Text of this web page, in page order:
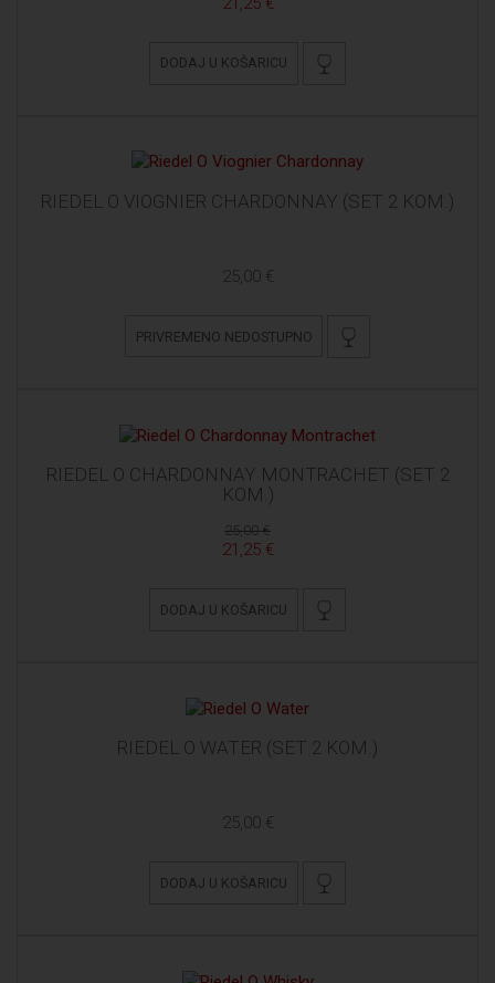
DODAJ U KOŠARICU
RIEDEL O VIOGNIER CHARDONNAY (SET 2 KOM.)
25,00 €
PRIVREMENO NEDOSTUPNO
RIEDEL O CHARDONNAY MONTRACHET (SET 2
KOM.)
25,00 €
21,25 €
DODAJ U KOŠARICU
RIEDEL O WATER (SET 2 KOM.)
25,00 €
DODAJ U KOŠARICU